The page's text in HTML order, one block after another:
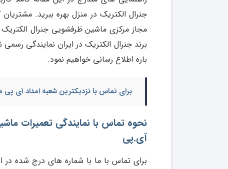
جنرال الکتریک در منزل بهره ببرید.
مجاز مرکزی ماشین ظرفشویی جنرال
برند جنرال الکتریک در ایران نمایندگی
باره اطلاع رسانی خواهیم نمود.
برای تماس با نزدیکترین شعبه امداد آی
نحوه تماس با نمایندگی تعمیرات
آی.پی
برای تماس با ما با شماره های درج شده در